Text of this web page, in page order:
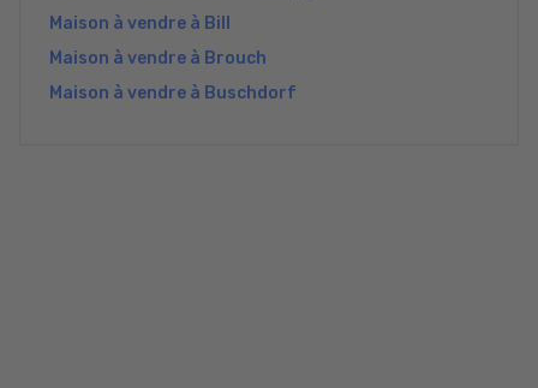
Maison à vendre à Bill
Maison à vendre à Brouch
Maison à vendre à Buschdorf